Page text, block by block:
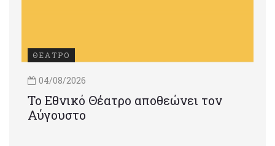
ΘΕΑΤΡΟ
04/08/2026
Το Εθνικό Θέατρο αποθεώνει τον
Αύγουστο